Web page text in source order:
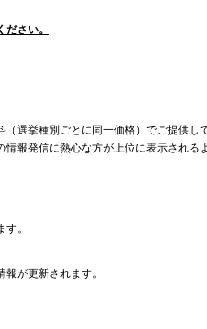
さい。
選挙種別ごとに同一価格）でご提供し
報発信に熱心な方が上位に表示される
。
が更新されます。